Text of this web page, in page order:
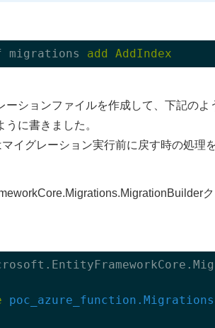
migrations add
ーションファイルを作成して、下記の
に書きました。
イグレーション実行前に戻す時の処理
poc_azure_function.Migrations